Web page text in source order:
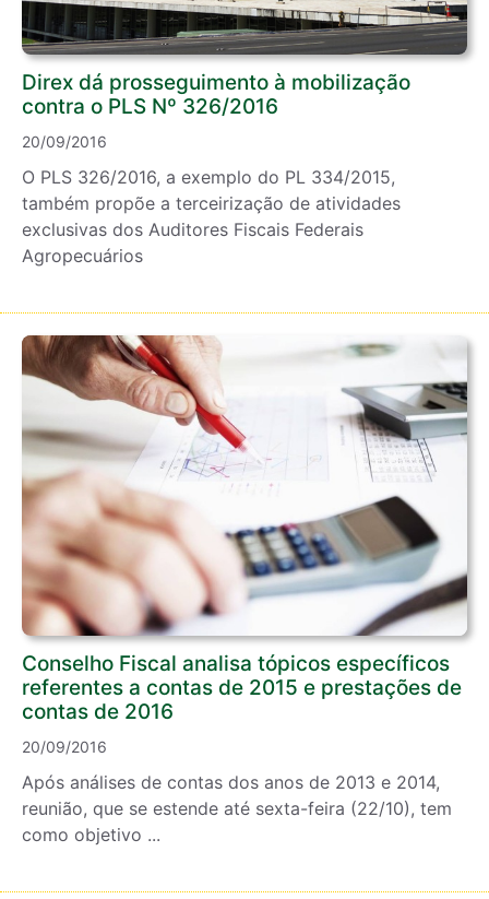
Direx dá prosseguimento à mobilização
contra o PLS Nº 326/2016
20/09/2016
O PLS 326/2016, a exemplo do PL 334/2015,
também propõe a terceirização de atividades
exclusivas dos Auditores Fiscais Federais
Agropecuários
Conselho Fiscal analisa tópicos específicos
referentes a contas de 2015 e prestações de
contas de 2016
20/09/2016
Após análises de contas dos anos de 2013 e 2014,
reunião, que se estende até sexta-feira (22/10), tem
como objetivo ...